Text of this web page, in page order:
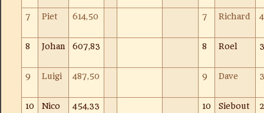
7 Piet 614,50 7 Richard
8 Johan 607,83 8 Roel
9 Luigi 487,50 9 Dave
10 Nico 454,33 10 Siebout